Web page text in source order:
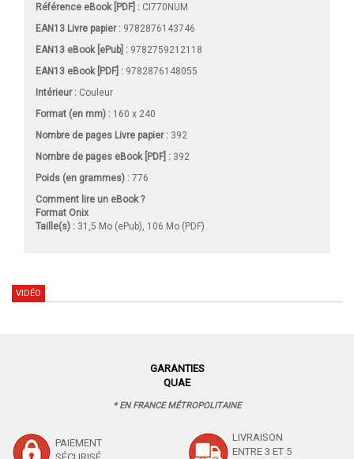
Référence eBook [PDF] : CI770NUM
EAN13 Livre papier : 9782876143746
EAN13 eBook [ePub] : 9782759212118
EAN13 eBook [PDF] : 9782876148055
Intérieur : Couleur
Format (en mm) : 160 x 240
Nombre de pages Livre papier: 392
Nombre de pages eBook [PDF] : 392
Poids (en grammes) : 776
Comment lire un eBook ?
Format Onix
Taille(s) : 31,5 Mo (ePub), 106 Mo (PDF)
VIDÉO
GARANTIES
QUAE
* EN FRANCE MÉTROPOLITAINE
PAIEMENT
LIVRAISON
ENTRE 3 ET 5